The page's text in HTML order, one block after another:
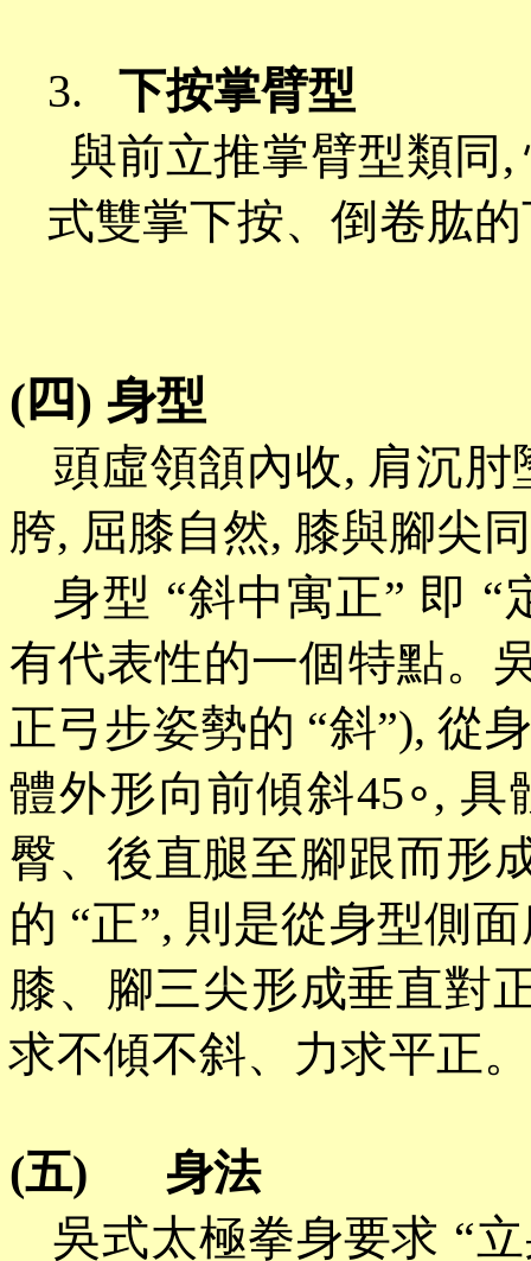
3.
下按掌臂型
與前立推掌臂型類同 ,
式雙掌下按、倒卷肱
(四) 身型
頭虛領頷內收, 肩沉肘
胯, 屈膝自然, 膝與腳尖
身型 “斜中寓正” 即 “
有代表性的一個特點。
正弓步姿勢的 “斜”),從
體外形向前傾斜45∘, 具
臀、後直腿至腳跟而形
的 “正”, 則是從身型側
膝、腳三尖形成垂直對
求不傾不斜、力求平正
(五)
身法
吳式太極拳身要求 “